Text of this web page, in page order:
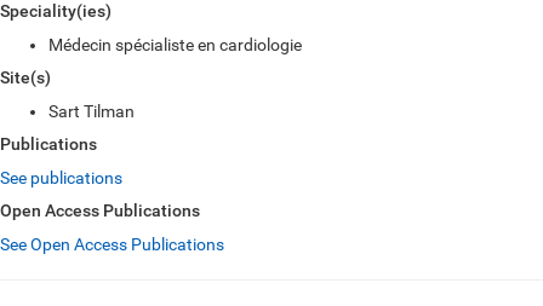
Speciality(ies)
Médecin spécialiste en cardiologie
Site(s)
Sart Tilman
Publications
See publications
Open Access Publications
See Open Access Publications